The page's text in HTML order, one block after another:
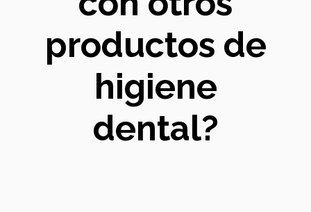
productos de
higiene
dental?